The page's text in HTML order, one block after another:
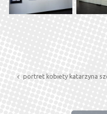
portret kobiety katarzyna